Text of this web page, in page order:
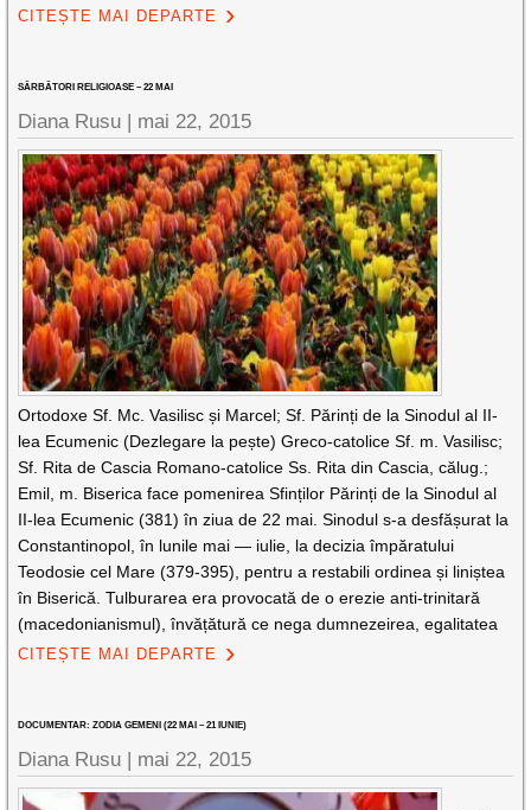
CITEȘTE MAI DEPARTE
SĂRBĂTORI RELIGIOASE – 22 MAI
Diana Rusu | mai 22, 2015
Ortodoxe Sf. Mc. Vasilisc și Marcel; Sf. Părinți de la Sinodul al II-
lea Ecumenic (Dezlegare la pește) Greco-catolice Sf. m. Vasilisc;
Sf. Rita de Cascia Romano-catolice Ss. Rita din Cascia, călug.;
Emil, m. Biserica face pomenirea Sfinților Părinți de la Sinodul al
II-lea Ecumenic (381) în ziua de 22 mai. Sinodul s-a desfășurat la
Constantinopol, în lunile mai — iulie, la decizia împăratului
Teodosie cel Mare (379-395), pentru a restabili ordinea și liniștea
în Biserică. Tulburarea era provocată de o erezie anti-trinitară
(macedonianismul), învățătură ce nega dumnezeirea, egalitatea
CITEȘTE MAI DEPARTE
DOCUMENTAR: ZODIA GEMENI (22 MAI – 21 IUNIE)
Diana Rusu | mai 22, 2015